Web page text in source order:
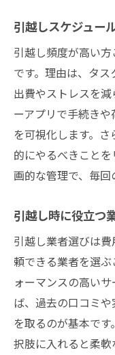
ック
熊本市で
り方
引越し
複数回経
ト
引越し後
引越しが多い
引越し頻
ート活用
家族での
の流れ
引越しを
熊本市内
引越しスケジュー
引越し頻度が高い
です。理由は、タ
出費やストレスを
ーアプリで手続き
を可視化します。
的にやるべきこと
画的な管理で、毎回
引越し時に役立つ
引越し業者選びは
頼できる業者を選
ォーマンスの高い
ば、過去の口コミ
を取るのが基本で
択肢に入れると柔